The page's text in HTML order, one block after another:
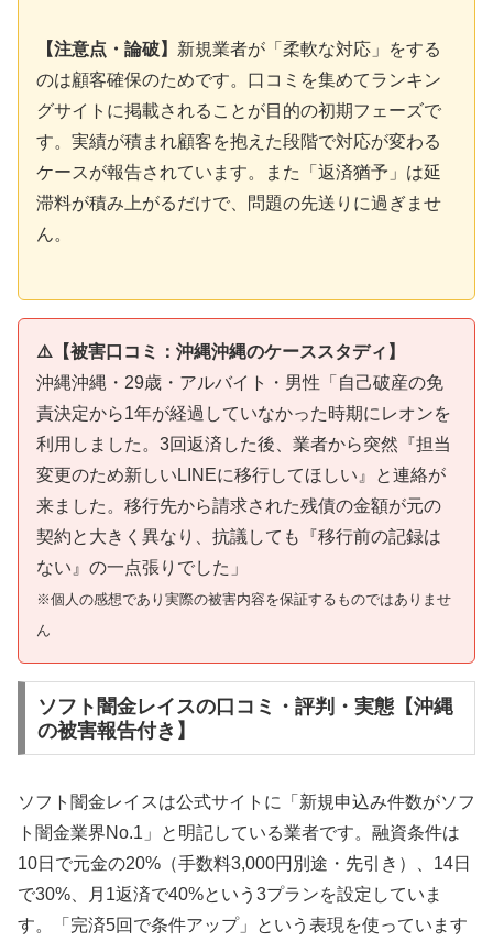
【注意点・論破】 新規業者が「柔軟な対応」をする
のは顧客確保のためです。口コミを集めてランキン
グサイトに掲載されることが目的の初期フェーズで
す。実績が積まれ顧客を抱えた段階で対応が変わる
ケースが報告されています。また「返済猶予」は延
滞料が積み上がるだけで、問題の先送りに過ぎませ
ん。
⚠️【被害口コミ：沖縄沖縄のケーススタディ】
沖縄沖縄・29歳・アルバイト・男性「自己破産の免
責決定から1年が経過していなかった時期にレオンを
利用しました。3回返済した後、業者から突然『担当
変更のため新しいLINEに移行してほしい』と連絡が
来ました。移行先から請求された残債の金額が元の
契約と大きく異なり、抗議しても『移行前の記録は
ない』の一点張りでした」
※個人の感想であり実際の被害内容を保証するものではありませ
ん
ソフト闇金レイスの口コミ・評判・実態【沖縄
の被害報告付き】
ソフト闇金レイスは公式サイトに「新規申込み件数がソフ
ト闇金業界No.1」と明記している業者です。融資条件は
10日で元金の20%（手数料3,000円別途・先引き）、14日
で30%、月1返済で40%という3プランを設定していま
す。「完済5回で条件アップ」という表現を使っています